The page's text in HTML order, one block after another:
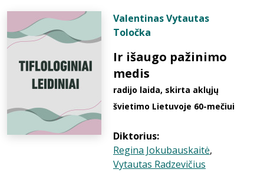
Valentinas Vytautas
Toločka
Ir išaugo pažinimo
medis
radijo laida, skirta aklųjų
švietimo Lietuvoje 60-mečiui
Diktorius:
Regina Jokubauskaitė,
Vytautas Radzevičius